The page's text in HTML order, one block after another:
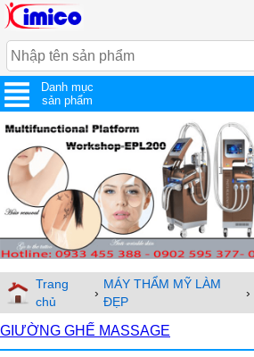
Danh mục
sản phẩm
Trang
chủ
›
MÁY THẨM MỸ LÀM
ĐẸP
›
GIƯỜNG GHẾ MASSAGE